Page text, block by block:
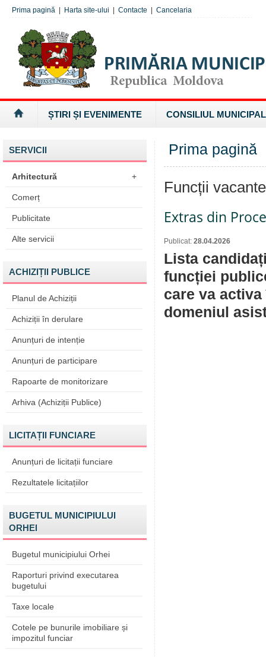
Prima pagină Harta site-ului Contacte Cancelaria
ȘTIRI ȘI EVENIMENTE CONSILIUL MUNICIPAL
SERVICII
Arhitectură +
Comerț
Publicitate
Alte servicii
ACHIZIȚII PUBLICE
Planul de Achiziții
Achiziții în derulare
Anunțuri de intenție
Anunțuri de participare
Rapoarte de monitorizare
Arhiva (Achiziții Publice)
LICITAȚII FUNCIARE
Anunțuri de licitații funciare
Rezultatele licitațiilor
BUGETUL MUNICIPIULUI
ORHEI
Bugetul municipiului Orhei
Raporturi privind executarea
bugetului
Taxe locale
Cotele pe bunurile imobiliare și
impozitul funciar
Prima pagină
Funcții
Extras din
Publicat: 28.04.2026
Lista
funcției
care va
domeniul